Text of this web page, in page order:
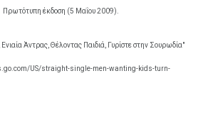
Πρωτότυπη έκδοση (5 Μαΐου 2009).
Ενιαία Άντρας, Θέλοντας Παιδιά, Γυρίστε στην Σουρωδία"
US/straight-single-men-wanting-kids-turn-